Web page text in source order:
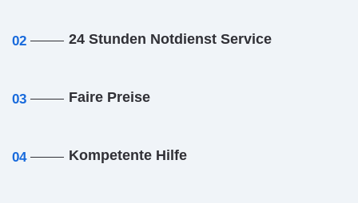
02 24 Stunden Notdienst Service
03 Faire Preise
04 Kompetente Hilfe